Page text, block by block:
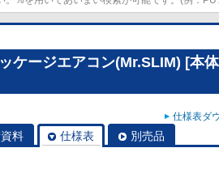
ケージエアコン(Mr.SLIM) [本
仕様表ダ
料 仕様表 別売品